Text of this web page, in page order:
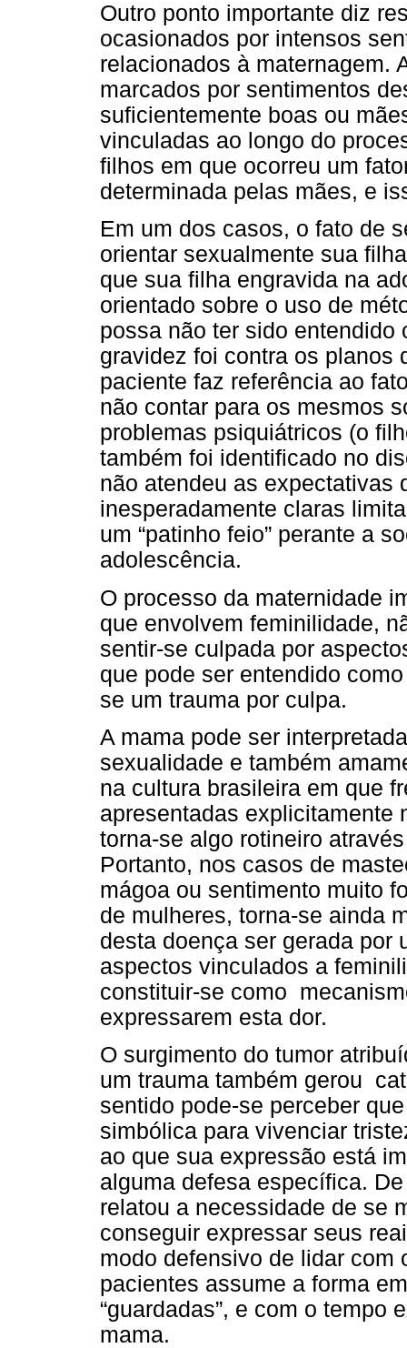
Outro ponto importante diz
ocasionados por intensos
relacionados à maternagem.
marcados por sentimentos
suficientemente boas ou
vinculadas ao longo do
filhos em que ocorreu um
determinada pelas mães, e
Em um dos casos, o fato de
orientar sexualmente sua
que sua filha engravida na
orientado sobre o uso de
possa não ter sido entendido
gravidez foi contra os planos
paciente faz referência ao
não contar para os mesmos
problemas psiquiátricos (o
também foi identificado no
não atendeu as expectativas
inesperadamente claras
um “patinho feio” perante a
adolescência.
O processo da maternidade
que envolvem feminilidade,
sentir-se culpada por
que pode ser entendido
se um trauma por culpa.
A mama pode ser
sexualidade e também
na cultura brasileira em que
apresentadas explicitamente
torna-se algo rotineiro
Portanto, nos casos de
mágoa ou sentimento muito
de mulheres, torna-se ainda
desta doença ser gerada por
aspectos vinculados a
constituir-se como
expressarem esta dor.
O surgimento do tumor
um trauma também gerou
sentido pode-se perceber
simbólica para vivenciar
ao que sua expressão está
alguma defesa específica.
relatou a necessidade de se
conseguir expressar seus
modo defensivo de lidar com
pacientes assume a forma
“guardadas”, e com o tempo
mama.